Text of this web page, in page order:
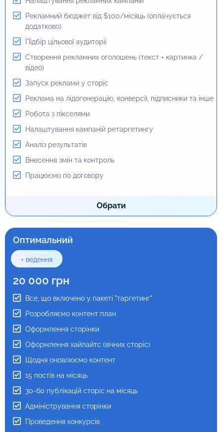
Рекламний бюджет від $100/місяць (оплачується
додатково)
Підбір цільової аудиторії
Створення рекламних оголошень (текст + картинка /
відео)
Запуск реклами у сторіс
Реклама на лідогенерацію, конверсії, підписники та інше
Робота з пікселями
Налаштування кампаній ретаргетингу
Аналіз результатів
Внесення змін та контроль
Працюємо по договору
Обрати
Оптимальний
+ ведення
20 000 грн
Все, що включено у пакеті "таргетинг"
Розробляємо контент план
Оформлення сторінки
Оформлення хайлайтс (вічних сторіс)
Щодня оновлюємо контент
15 постів на місяць
30-60 публікацій сторіс на місяць
Адміністрування сторінки
Проведення конкурсів
Налаштування рекламних кампаній
Рекламний бюджет від $100/місяць (оплачується
додатково)
Підбір цільової аудиторії
Створення рекламних оголошень
Робота з пікселями
Налаштування кампаній ретаргетингу
Аналіз результатів
Внесення змін та контроль
Працюємо по договору
Фото/Відеозйомка (оплачується додатково)
Оптимальний
+ ведення
20 000 грн
Все, що включено у пакеті "таргетинг"
Розробляємо контент план
Оформлення сторінки
Оновлення контенту
12 -15 відеопостів на місяць
Адміністрування сторінки
Проведення конкурсів
Працюємо по договору
Фото/Відеозйомка (оплачується додатково)
Робота з блогерами